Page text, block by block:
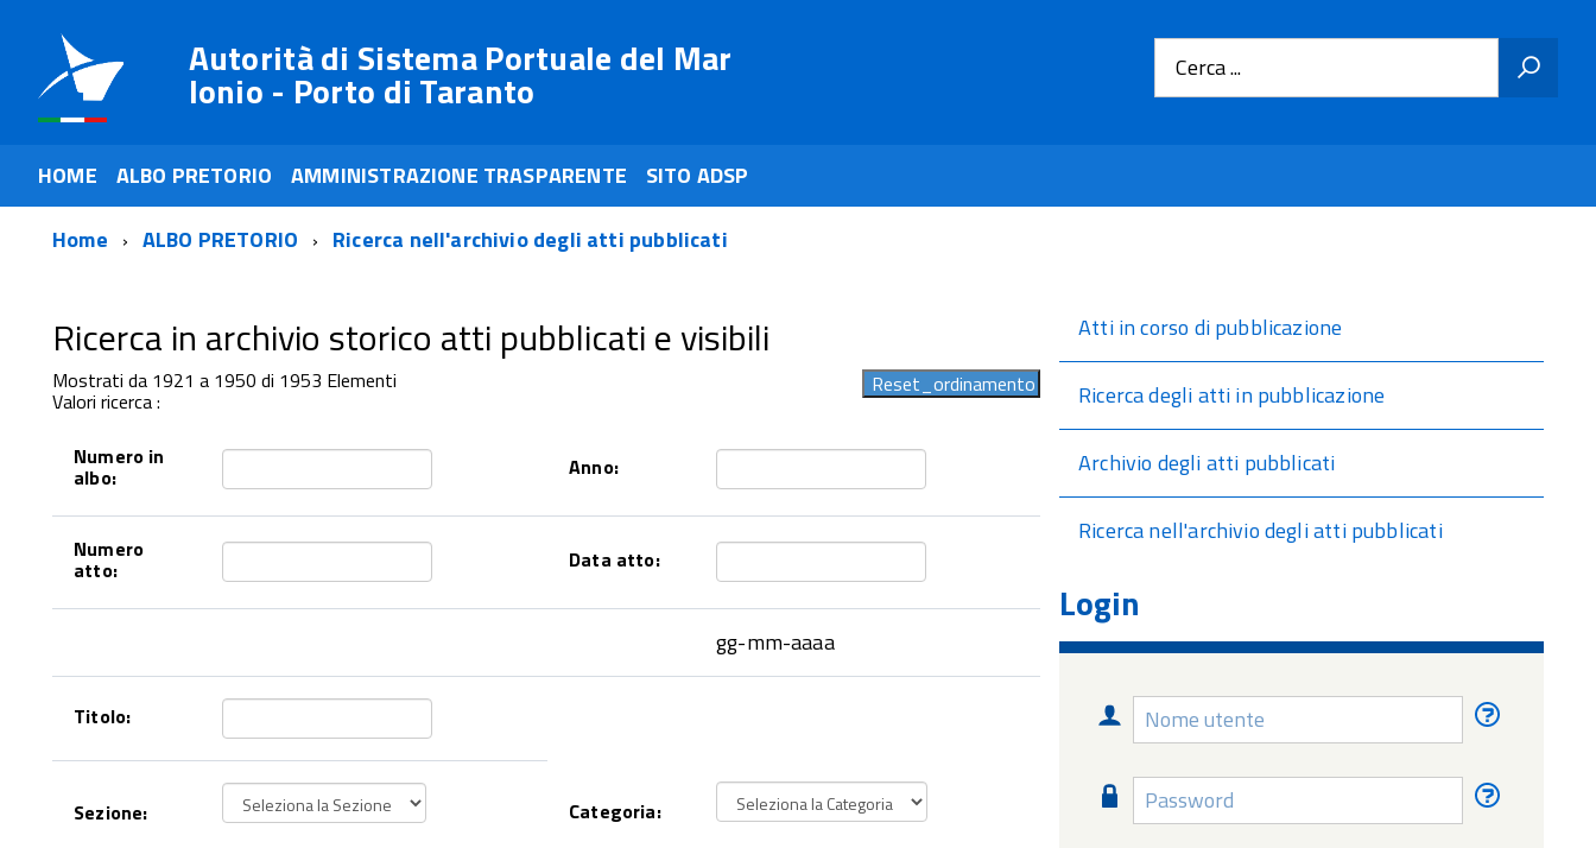
Autorità di Sistema Portuale del Mar
Ionio - Porto di Taranto Cerca ...
HOME ALBO PRETORIO AMMINISTRAZIONE TRASPARENTE
SITO ADSP
Home
ALBO PRETORIO Ricerca nell'archivio degli atti pubblicati
Ricerca in archivio storico atti pubblicati e visibili
Mostrati da 1921 a 1950 di 1953 Elementi
Valori ricerca :
Numero in
albo: Anno:
Numero
atto: Data atto:
gg-mm-aaaa
Titolo:
Sezione: Categoria:
Atti in corso di pubblicazione
Ricerca degli atti in pubblicazione
Archivio degli atti pubblicati
Ricerca nell'archivio degli atti pubblicati
Login
Nome
utente
Nome
utente
Password
Password